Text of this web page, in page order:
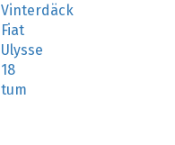
Vinterdäck
Fiat
Ulysse
18
tum